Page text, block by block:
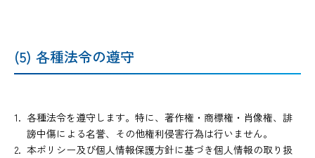
(5) 各種法令の遵守
各種法令を遵守します。特に、著作権・商標権・肖像権、誹
謗中傷による名誉、その他権利侵害行為は行いません。
本ポリシー及び個人情報保護方針に基づき個人情報の取り扱